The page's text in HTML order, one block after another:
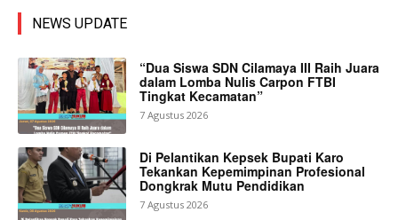
NEWS UPDATE
“Dua Siswa SDN Cilamaya III Raih Juara
dalam Lomba Nulis Carpon FTBI
Tingkat Kecamatan”
7 Agustus 2026
Di Pelantikan Kepsek Bupati Karo
Tekankan Kepemimpinan Profesional
Dongkrak Mutu Pendidikan
7 Agustus 2026